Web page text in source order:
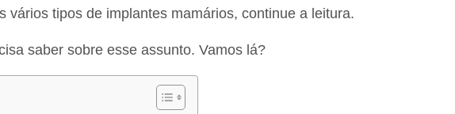
vários tipos de implantes mamários, continue a leitura.
saber sobre esse assunto. Vamos lá?